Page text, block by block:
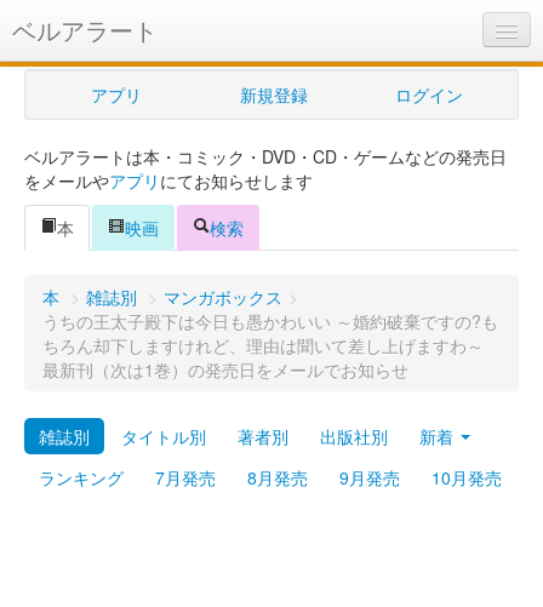
ベルアラート
ベルアラートとは
ヘルプ
新規登録
ログイン
購入管理
Myシェルフ
プレミアム
アプリ 新規登録 ログイン
ベルアラートは本・コミック・DVD・CD・ゲームなどの発売日
をメールやアプリ にてお知らせします
本
映画 検索
本 > 雑誌別 > マンガボックス >
うちの王太子殿下は今日も愚かわいい ～婚約破棄ですの?も
ちろん却下しますけれど、理由は聞いて差し上げますわ～
最新刊（次は1巻）の発売日をメールでお知らせ
雑誌別 タイトル別 著者別 出版社別
新着
ランキング
7月発売 8月発売 9月発売 10月発売